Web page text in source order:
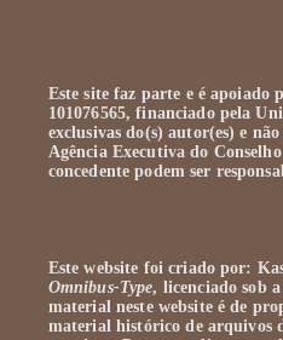
Este site faz parte e é apoiado
101076565, financiado pela
exclusivas do(s) autor(es) e
Agência Executiva do
concedente podem ser
Este website foi criado por:
Omnibus-Type, licenciado sob
material neste website é de
material histórico de arquivos